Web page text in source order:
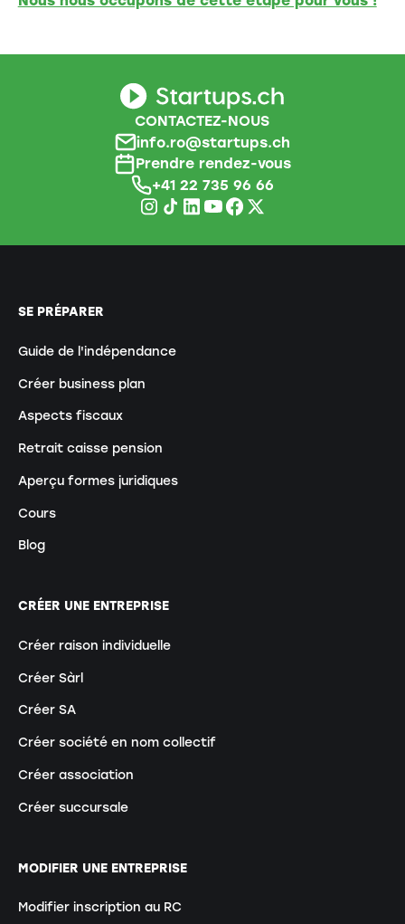
CONTACTEZ-NOUS
info.ro@startups.ch
Prendre rendez-vous
+41 22 735 96 66
SE PRÉPARER
Guide de l'indépendance
Créer business plan
Aspects fiscaux
Retrait caisse pension
Aperçu formes juridiques
Cours
Blog
CRÉER UNE ENTREPRISE
Créer raison individuelle
Créer Sàrl
Créer SA
Créer société en nom collectif
Créer association
Créer succursale
MODIFIER UNE ENTREPRISE
Modifier inscription au RC